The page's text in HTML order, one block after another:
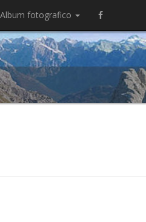
Album fotografico